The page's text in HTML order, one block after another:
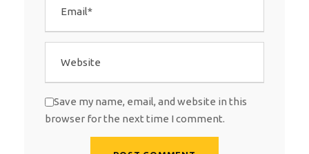
Save my name, email, and website in this
browser for the next time I comment.